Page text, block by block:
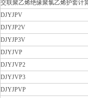
交联聚乙烯绝缘聚氯乙烯护套计
DJYJPV
DJYJP2V
DJYJP3V
DJYJVP
DJYJVP2
DJYJVP3
DJYJPVP